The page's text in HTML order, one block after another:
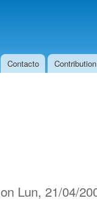
Contacto
on Lun, 21/04/